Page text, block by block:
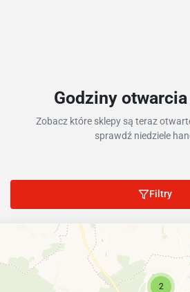
Godziny
Zobacz które sklepy są teraz
sprawdź niedziele
Filtry
2